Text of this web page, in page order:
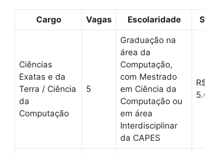
Cargo Vagas Escolaridade
Ciências
Exatas e da
Terra / Ciência
da
Computação
5
Graduação na
área da
Computação,
com Mestrado
em Ciência da
Computação ou
em área
Interdisciplinar
da CAPES
R$